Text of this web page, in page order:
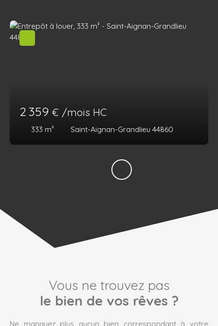
2 359 € /mois HC
333 m² Saint-Aignan-Grandlieu 44860
Vous ne trouvez pas
le bien de vos rêves ?
Ne manquez plus aucun bien correspondant à votre